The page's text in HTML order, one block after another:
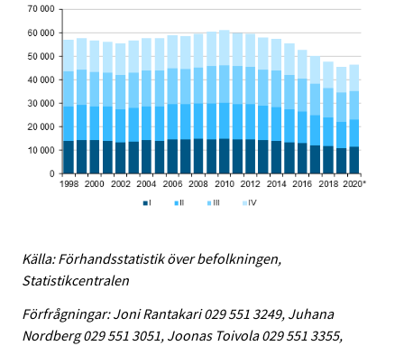
Källa: Förhandsstatistik över befolkningen,
Statistikcentralen
Förfrågningar: Joni Rantakari 029 551 3249, Juhana
Nordberg 029 551 3051, Joonas Toivola 029 551 3355,